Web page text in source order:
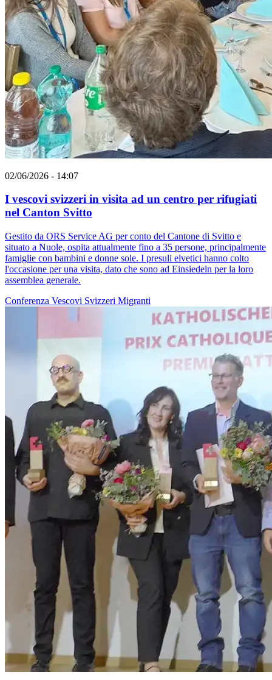
02/06/2026 - 14:07
I vescovi svizzeri in visita ad un centro per rifugiati
nel Canton Svitto
Gestito da ORS Service AG per conto del Cantone di Svitto e
situato a Nuole, ospita attualmente fino a 35 persone, principalmente
famiglie con bambini e donne sole. I presuli elvetici hanno colto
l'occasione per una visita, dato che sono ad Einsiedeln per la loro
assemblea generale.
Conferenza Vescovi Svizzeri Migranti